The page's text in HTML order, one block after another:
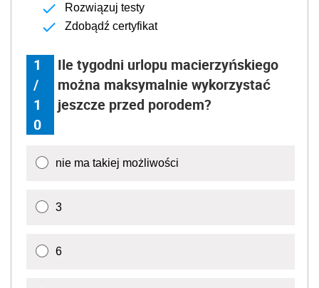
Rozwiązuj testy
Zdobądź certyfikat
1
/
1
0
Ile tygodni urlopu macierzyńskiego
można maksymalnie wykorzystać
jeszcze przed porodem?
nie ma takiej możliwości
3
6